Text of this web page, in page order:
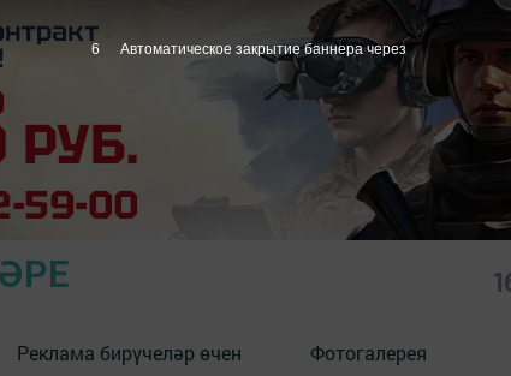
Реклама бирүчеләр өчен Фотогалерея
5 Автоматическое закрытие баннера через